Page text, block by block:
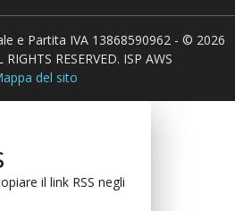
e Partita IVA 13868590962 - © 2026
RESERVED. ISP AWS
del sito
il link RSS negli